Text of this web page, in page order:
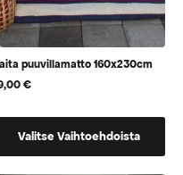
puuvillamatto 160x230cm
€
Valitse Vaihtoehdoista